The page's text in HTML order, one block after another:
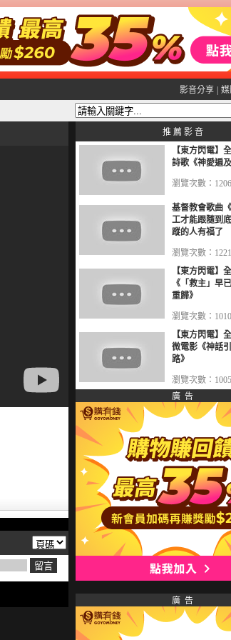
影音分享 媒
推 薦 影 音
【東方閃電】
詩歌《神愛遍及
瀏覽次數：1206
基督教會歌曲
工才能跟隨到
蹤的人有福了
瀏覽次數：1221
【東方閃電】
《「救主」早
重歸》
瀏覽次數：1010
【東方閃電】
微電影《神話
路》
瀏覽次數：1005
廣 告
廣 告